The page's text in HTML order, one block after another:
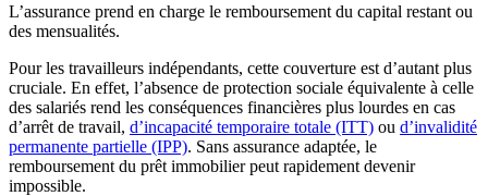
L’assurance prend en charge le remboursement du capital restant ou
des mensualités.
Pour les travailleurs indépendants, cette couverture est d’autant plus
cruciale. En effet, l’absence de protection sociale équivalente à celle
des salariés rend les conséquences financières plus lourdes en cas
d’arrêt de travail, d’incapacité temporaire totale (ITT) ou d’invalidité
permanente partielle (IPP). Sans assurance adaptée, le
remboursement du prêt immobilier peut rapidement devenir
impossible.